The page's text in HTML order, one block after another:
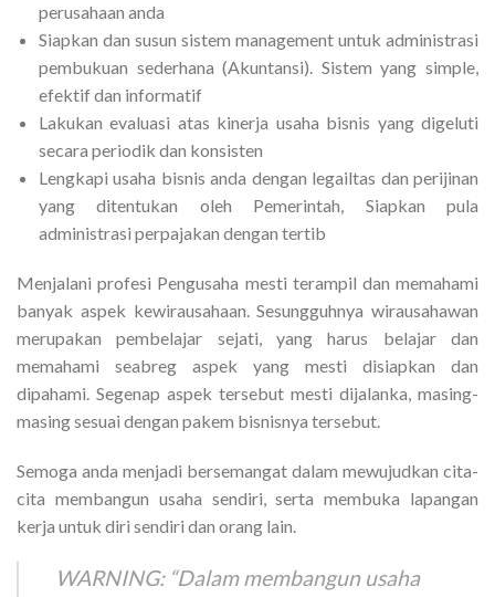
perusahaan anda
Siapkan dan susun sistem management untuk administrasi
pembukuan sederhana (Akuntansi). Sistem yang simple,
efektif dan informatif
Lakukan evaluasi atas kinerja usaha bisnis yang digeluti
secara periodik dan konsisten
Lengkapi usaha bisnis anda dengan legailtas dan perijinan
yang ditentukan oleh Pemerintah, Siapkan pula
administrasi perpajakan dengan tertib
Menjalani profesi Pengusaha mesti terampil dan memahami
banyak aspek kewirausahaan. Sesungguhnya wirausahawan
merupakan pembelajar sejati, yang harus belajar dan
memahami seabreg aspek yang mesti disiapkan dan
dipahami. Segenap aspek tersebut mesti dijalanka, masing-
masing sesuai dengan pakem bisnisnya tersebut.
Semoga anda menjadi bersemangat dalam mewujudkan cita-
cita membangun usaha sendiri, serta membuka lapangan
kerja untuk diri sendiri dan orang lain.
WARNING:“Dalam membangun usaha